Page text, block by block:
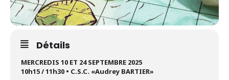
Détails
MERCREDIS 10 ET 24 SEPTEMBRE 2025
10h15 / 11h30 • C.S.C. «Audrey BARTIER»